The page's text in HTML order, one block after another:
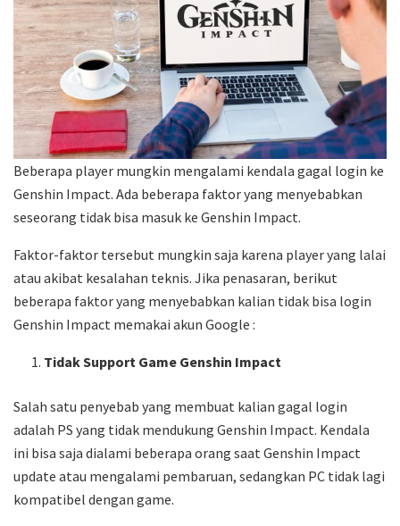
Beberapa player mungkin mengalami kendala gagal login ke
Genshin Impact. Ada beberapa faktor yang menyebabkan
seseorang tidak bisa masuk ke Genshin Impact.
Faktor-faktor tersebut mungkin saja karena player yang lalai
atau akibat kesalahan teknis. Jika penasaran, berikut
beberapa faktor yang menyebabkan kalian tidak bisa login
Genshin Impact memakai akun Google :
Tidak Support Game Genshin Impact
Salah satu penyebab yang membuat kalian gagal login
adalah PS yang tidak mendukung Genshin Impact. Kendala
ini bisa saja dialami beberapa orang saat Genshin Impact
update atau mengalami pembaruan, sedangkan PC tidak lagi
kompatibel dengan game.